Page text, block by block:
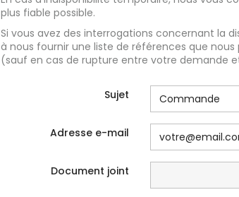
plus fiable possible.
Si vous avez des interrogations concernant la
à nous fournir une liste de références que
(sauf en cas de rupture entre votre demande
Sujet
Adresse e-mail
Document joint